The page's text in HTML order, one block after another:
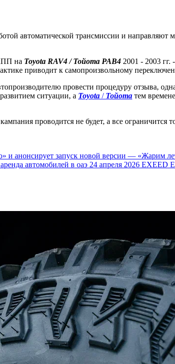
автоматической трансмиссии и
на Toyota RAV4 / Тойота РАВ4 2001 - 2003
приводит к самопроизвольному
провести процедуру отзыва,
ситуации, а Toyota / Тойота тем
проводится не будет, а все ограничится
и анонсирует запуск новой версии — «Жарим
автомобилей в оаэ 24 апреля 2026 EXEED